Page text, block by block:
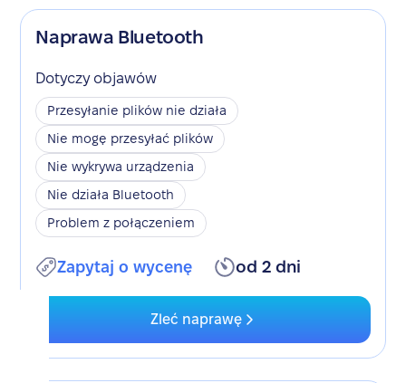
Naprawa Bluetooth
Dotyczy objawów
Przesyłanie plików nie działa
Nie mogę przesyłać plików
Nie wykrywa urządzenia
Nie działa Bluetooth
Problem z połączeniem
Zapytaj o wycenę od 2 dni
Zleć naprawę